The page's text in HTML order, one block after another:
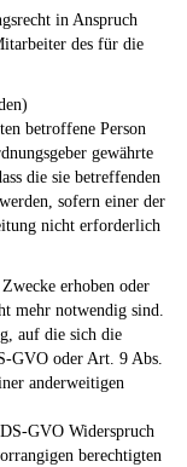
in Anspruch
des für die
betroffene Person
gewährte
die sie betreffenden
sofern einer der
nicht erforderlich
erhoben oder
mehr notwendig sind.
auf die sich die
GVO oder Art. 9 Abs.
anderweitigen
GVO Widerspruch
berechtigten